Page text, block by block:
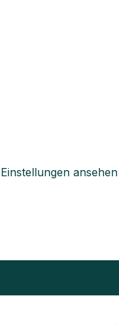
Einstellungen ansehen